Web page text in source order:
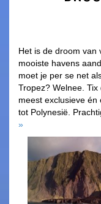
Het is de droom van
mooiste havens
moet je per se net
Tropez? Welnee.
meest exclusieve én
tot Polynesië.
»